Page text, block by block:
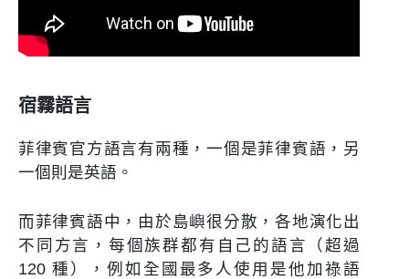
宿霧語言
菲律賓官方語言有兩種，一個是菲律賓語，另
一個則是英語。
而菲律賓語中，由於島嶼很分散，各地演化出
不同方言，每個族群都有自己的語言（超過
120 種），例如全國最多人使用是他加祿語